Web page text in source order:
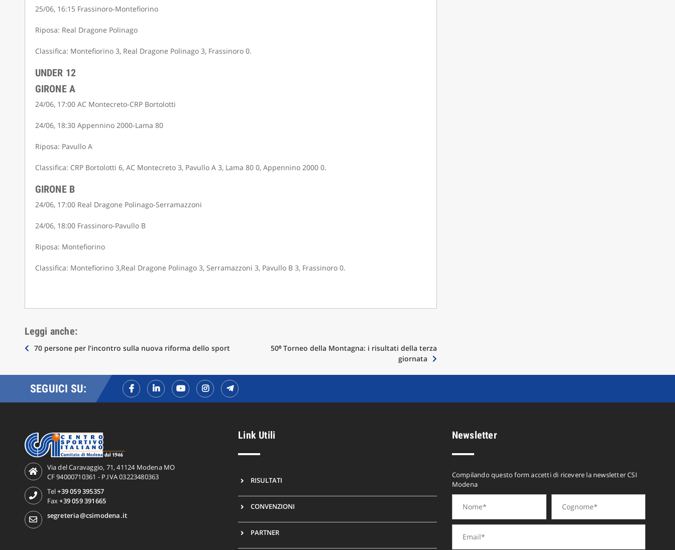
25/06, 16:15 Frassinoro-Montefiorino
Riposa: Real Dragone Polinago
Classifica: Montefiorino 3, Real Dragone Polinago 3, Frassinoro 0.
UNDER 12
GIRONE A
24/06, 17:00 AC Montecreto-CRP Bortolotti
24/06, 18:30 Appennino 2000-Lama 80
Riposa: Pavullo A
Classifica: CRP Bortolotti 6, AC Montecreto 3, Pavullo A 3, Lama 80 0, Appennino 2000 0.
GIRONE B
24/06, 17:00 Real Dragone Polinago-Serramazzoni
24/06, 18:00 Frassinoro-Pavullo B
Riposa: Montefiorino
Classifica: Montefiorino 3,Real Dragone Polinago 3, Serramazzoni 3, Pavullo B 3, Frassinoro 0.
Leggi anche:
Navigazione
70 persone per l’incontro sulla nuova riforma dello sport
50⁰ Torneo della Montagna: i risultati della terza
giornata
SEGUICI SU:
Via del Caravaggio, 71, 41124 Modena MO
CF 94000710361 - P.IVA 03223480363
Tel+39 059 395357
Fax+39 059 391665
segreteria@csimodena.it
Link Utili
RISULTATI
CONVENZIONI
PARTNER
Newsletter
Compilando questo form accetti di ricevere la newsletter CSI
Modena